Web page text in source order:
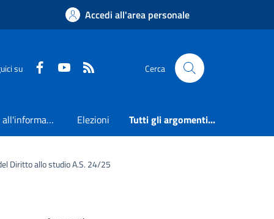
Accedi all'area personale
su Faceboook
Youtube Cerca
Accesso all'informazione Elezioni Tutti gli argomenti...
Diritto allo studio A.S. 24/25